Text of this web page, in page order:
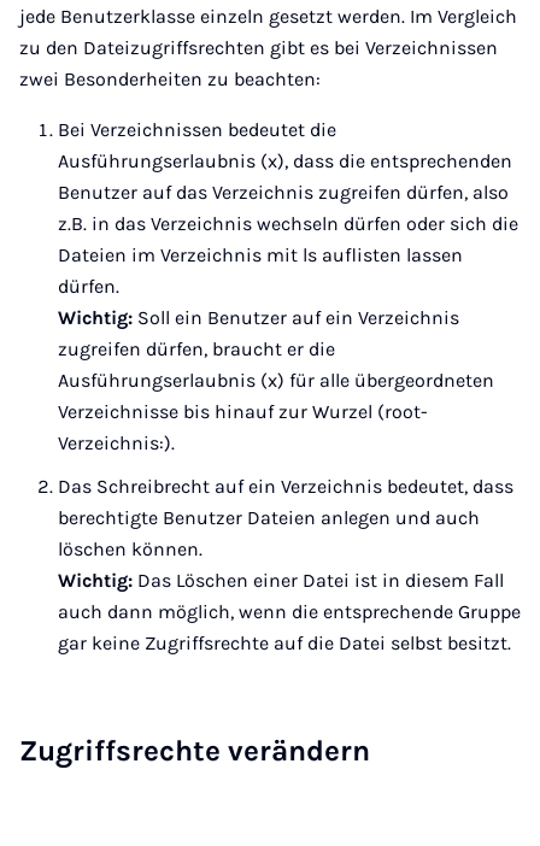
jede Benutzerklasse einzeln gesetzt werden. Im Vergleich
zu den Dateizugriffsrechten gibt es bei Verzeichnissen
zwei Besonderheiten zu beachten:
Bei Verzeichnissen bedeutet die
Ausführungserlaubnis (x), dass die entsprechenden
Benutzer auf das Verzeichnis zugreifen dürfen, also
z.B. in das Verzeichnis wechseln dürfen oder sich die
Dateien im Verzeichnis mit ls auflisten lassen
dürfen.
Wichtig: Soll ein Benutzer auf ein Verzeichnis
zugreifen dürfen, braucht er die
Ausführungserlaubnis (x) für alle übergeordneten
Verzeichnisse bis hinauf zur Wurzel (root-
Verzeichnis:).
Das Schreibrecht auf ein Verzeichnis bedeutet, dass
berechtigte Benutzer Dateien anlegen und auch
löschen können.
Wichtig: Das Löschen einer Datei ist in diesem Fall
auch dann möglich, wenn die entsprechende Gruppe
gar keine Zugriffsrechte auf die Datei selbst besitzt.
Zugriffsrechte verändern